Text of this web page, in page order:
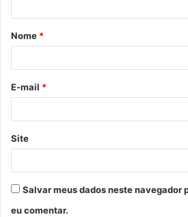
Nome *
E-mail *
Site
Salvar meus dados neste navegador
eu comentar.